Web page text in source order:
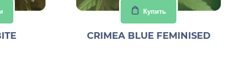
Купить
CRIMEA BLUE FEMINISED